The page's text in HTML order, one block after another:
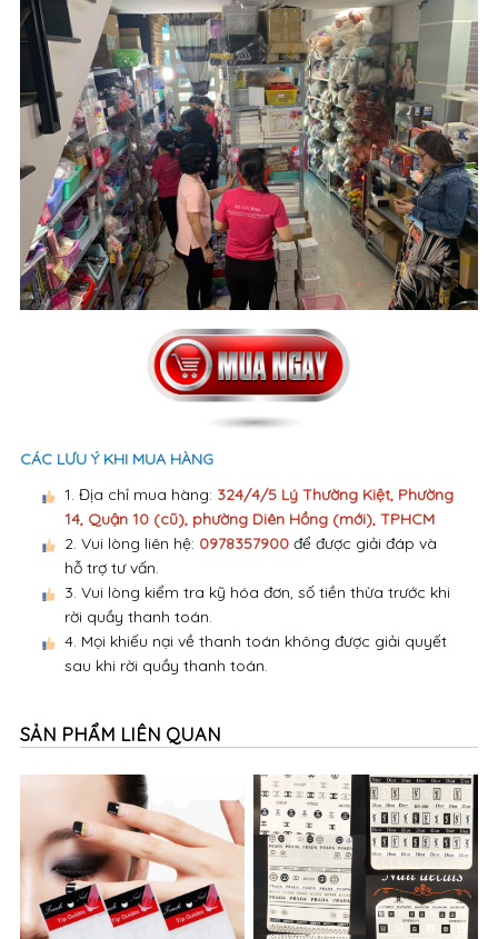
CÁC LƯU Ý KHI MUA HÀNG
1. Địa chỉ mua hàng: 324/4/5 Lý Thường Kiệt, Phường
14, Quận 10 (cũ), phường Diên Hồng (mới), TPHCM
0978357900
hỗ trợ tư vấn.
rời quầy thanh toán.
4. Mọi khiếu nại về thanh toán không được giải quyết
sau khi rời quầy thanh toán.
SẢN PHẨM LIÊN QUAN
006 giấy dán tạo hình
0882 Decal thương hiệu (
GUCCI, LV, DIOR, PUMA,
CHANEL, COCO,...)